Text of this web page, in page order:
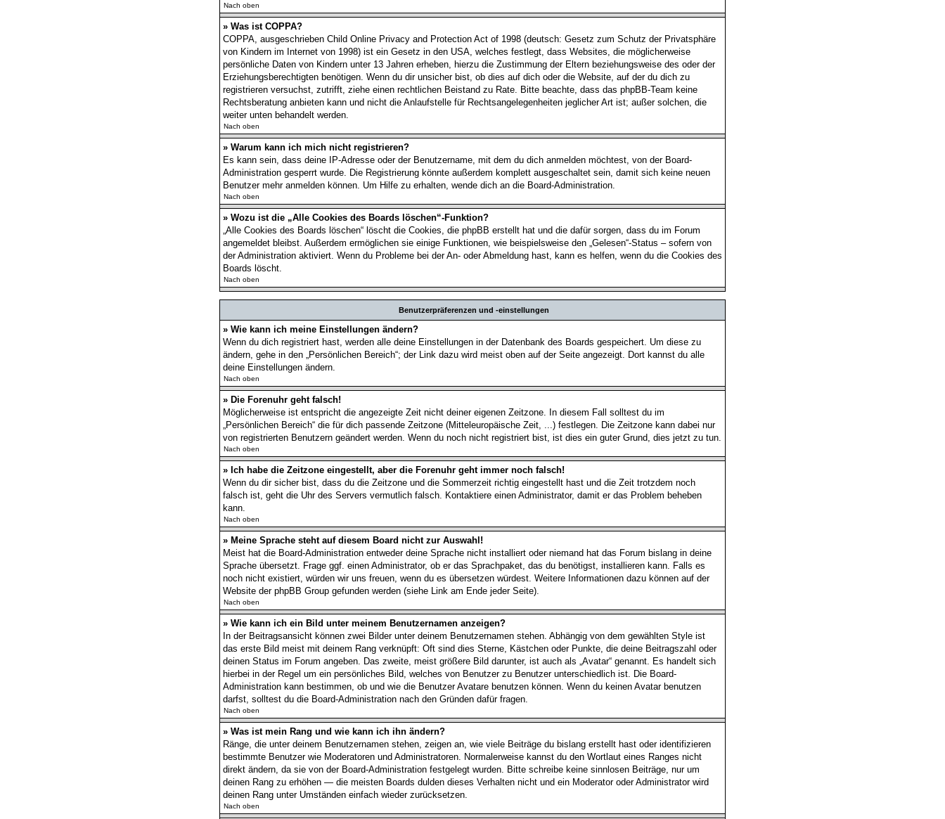
Nach oben
» Was ist COPPA?
COPPA, ausgeschrieben Child Online Privacy and Protection Act of 1998 (deutsch: Gesetz zum Schutz der Privatsphäre
von Kindern im Internet von 1998) ist ein Gesetz in den USA, welches festlegt, dass Websites, die möglicherweise
persönliche Daten von Kindern unter 13 Jahren erheben, hierzu die Zustimmung der Eltern beziehungsweise des oder der
Erziehungsberechtigten benötigen. Wenn du dir unsicher bist, ob dies auf dich oder die Website, auf der du dich zu
registrieren versuchst, zutrifft, ziehe einen rechtlichen Beistand zu Rate. Bitte beachte, dass das phpBB-Team keine
Rechtsberatung anbieten kann und nicht die Anlaufstelle für Rechtsangelegenheiten jeglicher Art ist; außer solchen, die
weiter unten behandelt werden.
Nach oben
» Warum kann ich mich nicht registrieren?
Es kann sein, dass deine IP-Adresse oder der Benutzername, mit dem du dich anmelden möchtest, von der Board-
Administration gesperrt wurde. Die Registrierung könnte außerdem komplett ausgeschaltet sein, damit sich keine neuen
Benutzer mehr anmelden können. Um Hilfe zu erhalten, wende dich an die Board-Administration.
Nach oben
» Wozu ist die „Alle Cookies des Boards löschen“-Funktion?
„Alle Cookies des Boards löschen“ löscht die Cookies, die phpBB erstellt hat und die dafür sorgen, dass du im Forum
angemeldet bleibst. Außerdem ermöglichen sie einige Funktionen, wie beispielsweise den „Gelesen“-Status – sofern von
der Administration aktiviert. Wenn du Probleme bei der An- oder Abmeldung hast, kann es helfen, wenn du die Cookies des
Boards löscht.
Nach oben
Benutzerpräferenzen und -einstellungen
» Wie kann ich meine Einstellungen ändern?
Wenn du dich registriert hast, werden alle deine Einstellungen in der Datenbank des Boards gespeichert. Um diese zu
ändern, gehe in den „Persönlichen Bereich“; der Link dazu wird meist oben auf der Seite angezeigt. Dort kannst du alle
deine Einstellungen ändern.
Nach oben
» Die Forenuhr geht falsch!
Möglicherweise ist entspricht die angezeigte Zeit nicht deiner eigenen Zeitzone. In diesem Fall solltest du im
„Persönlichen Bereich“ die für dich passende Zeitzone (Mitteleuropäische Zeit, ...) festlegen. Die Zeitzone kann dabei nur
von registrierten Benutzern geändert werden. Wenn du noch nicht registriert bist, ist dies ein guter Grund, dies jetzt zu tun.
Nach oben
» Ich habe die Zeitzone eingestellt, aber die Forenuhr geht immer noch falsch!
Wenn du dir sicher bist, dass du die Zeitzone und die Sommerzeit richtig eingestellt hast und die Zeit trotzdem noch
falsch ist, geht die Uhr des Servers vermutlich falsch. Kontaktiere einen Administrator, damit er das Problem beheben
kann.
Nach oben
» Meine Sprache steht auf diesem Board nicht zur Auswahl!
Meist hat die Board-Administration entweder deine Sprache nicht installiert oder niemand hat das Forum bislang in deine
Sprache übersetzt. Frage ggf. einen Administrator, ob er das Sprachpaket, das du benötigst, installieren kann. Falls es
noch nicht existiert, würden wir uns freuen, wenn du es übersetzen würdest. Weitere Informationen dazu können auf der
Website der phpBB Group gefunden werden (siehe Link am Ende jeder Seite).
Nach oben
» Wie kann ich ein Bild unter meinem Benutzernamen anzeigen?
In der Beitragsansicht können zwei Bilder unter deinem Benutzernamen stehen. Abhängig von dem gewählten Style ist
das erste Bild meist mit deinem Rang verknüpft: Oft sind dies Sterne, Kästchen oder Punkte, die deine Beitragszahl oder
deinen Status im Forum angeben. Das zweite, meist größere Bild darunter, ist auch als „Avatar“ genannt. Es handelt sich
hierbei in der Regel um ein persönliches Bild, welches von Benutzer zu Benutzer unterschiedlich ist. Die Board-
Administration kann bestimmen, ob und wie die Benutzer Avatare benutzen können. Wenn du keinen Avatar benutzen
darfst, solltest du die Board-Administration nach den Gründen dafür fragen.
Nach oben
» Was ist mein Rang und wie kann ich ihn ändern?
Ränge, die unter deinem Benutzernamen stehen, zeigen an, wie viele Beiträge du bislang erstellt hast oder identifizieren
bestimmte Benutzer wie Moderatoren und Administratoren. Normalerweise kannst du den Wortlaut eines Ranges nicht
direkt ändern, da sie von der Board-Administration festgelegt wurden. Bitte schreibe keine sinnlosen Beiträge, nur um
deinen Rang zu erhöhen — die meisten Boards dulden dieses Verhalten nicht und ein Moderator oder Administrator wird
deinen Rang unter Umständen einfach wieder zurücksetzen.
Nach oben